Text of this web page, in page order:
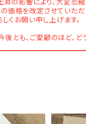
の影響により、大変恐縮
格を改定させていただ
くお願い申し上げます。
とも、ご愛顧のほど、ど